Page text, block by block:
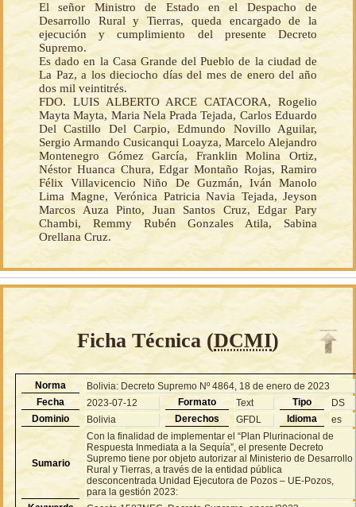
El señor Ministro de Estado en el Despacho de
Desarrollo Rural y Tierras, queda encargado de la
ejecución y cumplimiento del presente Decreto
Supremo.
Es dado en la Casa Grande del Pueblo de la ciudad de
La Paz, a los dieciocho días del mes de enero del año
dos mil veintitrés.
FDO. LUIS ALBERTO ARCE CATACORA, Rogelio
Mayta Mayta, Maria Nela Prada Tejada, Carlos Eduardo
Del Castillo Del Carpio, Edmundo Novillo Aguilar,
Sergio Armando Cusicanqui Loayza, Marcelo Alejandro
Montenegro Gómez García, Franklin Molina Ortiz,
Néstor Huanca Chura, Edgar Montaño Rojas, Ramiro
Félix Villavicencio Niño De Guzmán, Iván Manolo
Lima Magne, Verónica Patricia Navia Tejada, Jeyson
Marcos Auza Pinto, Juan Santos Cruz, Edgar Pary
Chambi, Remmy Rubén Gonzales Atila, Sabina
Orellana Cruz.
Ficha Técnica (DCMI)
Norma
Bolivia: Decreto Supremo Nº 4864, 18 de enero de 2023
Fecha
2023-07-12 Formato Text Tipo
DS
Dominio
Bolivia Derechos GFDL Idioma es
Sumario
Con la finalidad de implementar el “Plan Plurinacional de
Respuesta Inmediata a la Sequía”, el presente Decreto
Supremo tiene por objeto autorizar al Ministerio de Desarrollo
Rural y Tierras, a través de la entidad pública
desconcentrada Unidad Ejecutora de Pozos – UE-Pozos,
para la gestión 2023: